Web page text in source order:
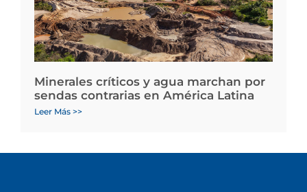
Minerales críticos y agua marchan por
sendas contrarias en América Latina
Leer Más >>